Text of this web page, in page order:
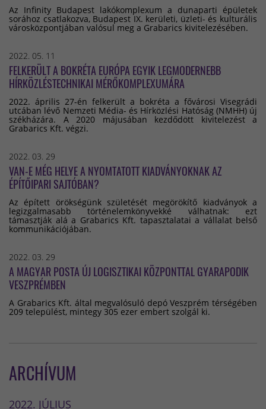
Az Infinity Budapest lakókomplexum a dunaparti épületek
sorához csatlakozva, Budapest IX. kerületi, üzleti- és kulturális
városközpontjában valósul meg a Grabarics kivitelezésében.
2022. 05. 11
FELKERÜLT A BOKRÉTA EURÓPA EGYIK LEGMODERNEBB
HÍRKÖZLÉSTECHNIKAI MÉRŐKOMPLEXUMÁRA
2022. április 27-én felkerült a bokréta a fővárosi Visegrádi
utcában lévő Nemzeti Média- és Hírközlési Hatóság (NMHH) új
székházára. A 2020 májusában kezdődött kivitelezést a
Grabarics Kft. végzi.
2022. 03. 29
VAN-E MÉG HELYE A NYOMTATOTT KIADVÁNYOKNAK AZ
ÉPÍTŐIPARI SAJTÓBAN?
Az épített örökségünk születését megörökítő kiadványok a
legizgalmasabb történelemkönyvekké válhatnak: ezt
támasztják alá a Grabarics Kft. tapasztalatai a vállalat belső
kommunikációjában.
2022. 03. 29
A MAGYAR POSTA ÚJ LOGISZTIKAI KÖZPONTTAL GYARAPODIK
VESZPRÉMBEN
A Grabarics Kft. által megvalósuló depó Veszprém térségében
209 települést, mintegy 305 ezer embert szolgál ki.
ARCHÍVUM
2022. JÚLIUS